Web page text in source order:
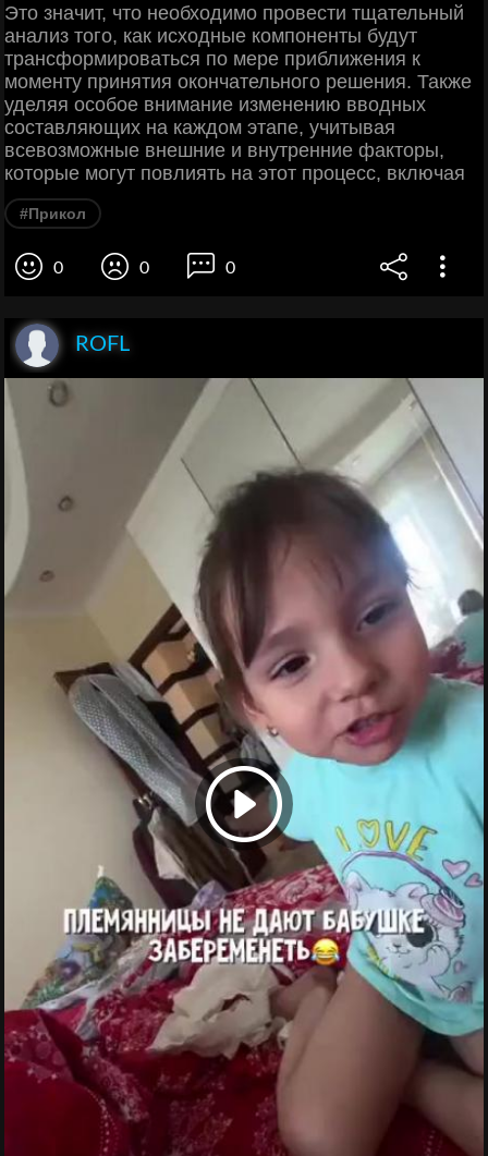
Это значит, что необходимо провести тщательный
анализ того, как исходные компоненты будут
трансформироваться по мере приближения к
моменту принятия окончательного решения. Также
уделяя особое внимание изменению вводных
составляющих на каждом этапе, учитывая
всевозможные внешние и внутренние факторы,
которые могут повлиять на этот процесс, включая
#Прикол
0 0 0
ROFL